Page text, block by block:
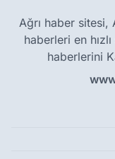
Ağrı haber sitesi,
haberleri en
haberlerini